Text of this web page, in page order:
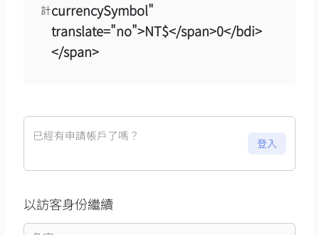
計currencySymbol"
translate="no">NT$</span>0</bdi>
</span>
已經有申請帳戶了嗎？
登入
以訪客身份繼續